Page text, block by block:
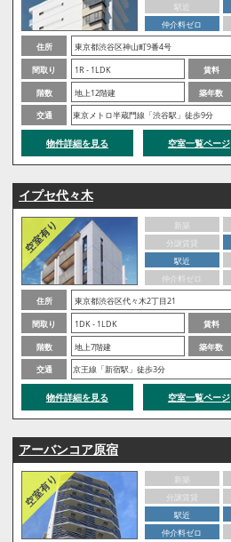
駅近
仲介料ゼロ
住所
東京都渋谷区神山町9番4号
間取り
1R - 1LDK 賃料
階数
地上12階建 築年数
交通
東京メトロ半蔵門線「渋谷駅」徒歩9分
物件詳細を見る 空室一覧ページ
イプセ代々木
新築
分譲賃貸
駅近
仲介料ゼロ
住所
東京都渋谷区代々木2丁目21
間取り
1DK - 1LDK 賃料
階数
地上7階建 築年数
交通
京王線「新宿駅」徒歩3分
物件詳細を見る 空室一覧ページ
アーバンコア原宿
新築
分譲賃貸
駅近
仲介料ゼロ